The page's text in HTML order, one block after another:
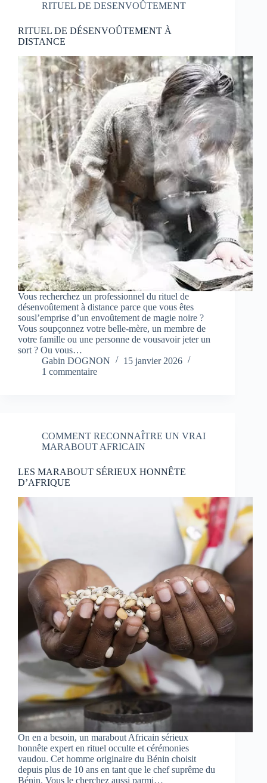
RITUEL DE DESENVOÛTEMENT
RITUEL DE DÉSENVOÛTEMENT À
DISTANCE
Vous recherchez un professionnel du rituel de
désenvoûtement à distance parce que vous êtes
sousl’emprise d’un envoûtement de magie noire ?
Vous soupçonnez votre belle-mère, un membre de
votre famille ou une personne de vousavoir jeter un
sort ? Ou vous…
Gabin DOGNON
15 janvier 2026
1 commentaire
COMMENT RECONNAÎTRE UN VRAI
MARABOUT AFRICAIN
LES MARABOUT SÉRIEUX HONNÊTE
D’AFRIQUE
On en a besoin, un marabout Africain sérieux
honnête expert en rituel occulte et cérémonies
vaudou. Cet homme originaire du Bénin choisit
depuis plus de 10 ans en tant que le chef suprême du
Bénin. Vous le cherchez aussi parmi…